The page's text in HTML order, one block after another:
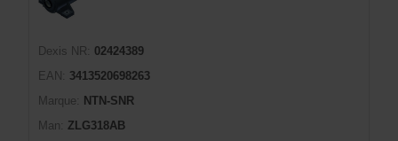
Dexis NR:
02424389
EAN:
3413520698263
Marque:
NTN-SNR
Man: ZLG318AB